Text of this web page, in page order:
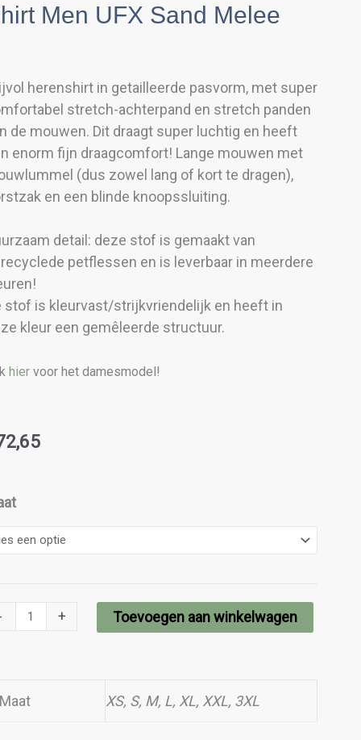
Men UFX Sand Melee
herenshirt in getailleerde pasvorm, met super
stretch-achterpand en stretch panden
de mouwen. Dit draagt super luchtig en heeft
enorm fijn draagcomfort! Lange mouwen met
(dus zowel lang of kort te dragen),
en een blinde knoopssluiting.
detail: deze stof is gemaakt van
petflessen en is leverbaar in meerdere
stof is kleurvast/strijkvriendelijk en heeft in
kleur een gemêleerde structuur.
hiervoor het damesmodel!
+ Toevoegen aan winkelwagen
Maat XS, S, M, L, XL, XXL, 3XL